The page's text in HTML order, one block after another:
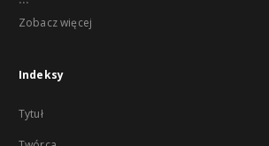
Zobacz więcej
Indeksy
Tytuł